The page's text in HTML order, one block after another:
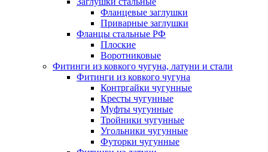
Фланцевые заглушки
Приварные заглушки
Фланцы стальные РФ
Плоские
Воротниковые
Фитинги из ковкого чугуна, латуни и стали
Фитинги из ковкого чугуна
Контргайки чугунные
Кресты чугунные
Муфты чугунные
Тройники чугунные
Угольники чугунные
Футорки чугунные